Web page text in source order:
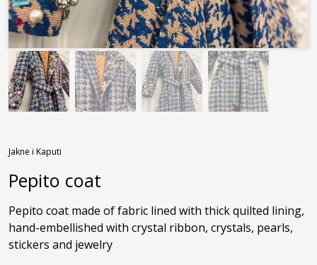
Jakne i Kaputi
Pepito coat
Pepito coat made of fabric lined with thick quilted lining,
hand-embellished with crystal ribbon, crystals, pearls,
stickers and jewelry